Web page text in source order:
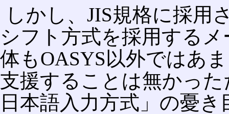
しかし、JIS規格に採用
シフト方式を採用する
体もOASYS以外ではあ
支援することは無かっ
日本語入力方式」の憂